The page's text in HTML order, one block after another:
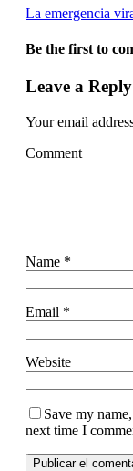
La emergencia
Be the first to
Leave a Reply
Your email
Comment
Name *
Email *
Website
Save my
next time I